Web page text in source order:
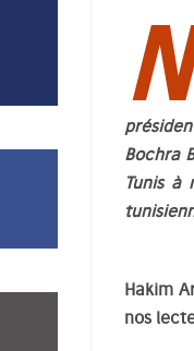
N
Bochra
Tunis à
Hakim
nos